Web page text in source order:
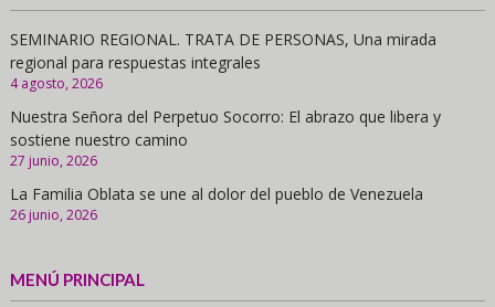
SEMINARIO REGIONAL. TRATA DE PERSONAS, Una mirada
regional para respuestas integrales
4 agosto, 2026
Nuestra Señora del Perpetuo Socorro: El abrazo que libera y
sostiene nuestro camino
27 junio, 2026
La Familia Oblata se une al dolor del pueblo de Venezuela
26 junio, 2026
MENÚ PRINCIPAL